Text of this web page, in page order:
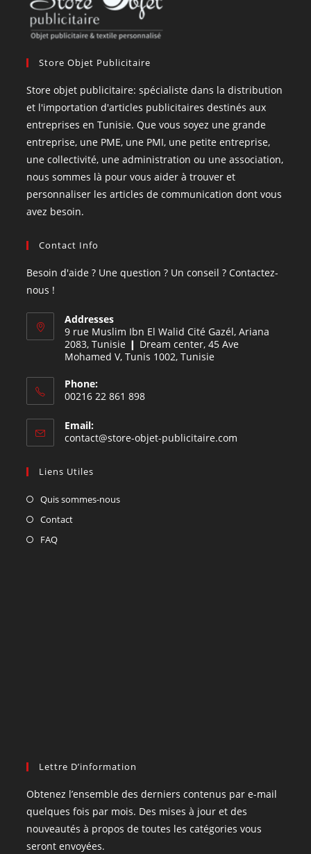
Store Objet Publicitaire
Store objet publicitaire: spécialiste dans la distribution
et l'importation d'articles publicitaires destinés aux
entreprises en Tunisie. Que vous soyez une grande
entreprise, une PME, une PMI, une petite entreprise,
une collectivité, une administration ou une association,
nous sommes là pour vous aider à trouver et
personnaliser les articles de communication dont vous
avez besoin.
Contact Info
Besoin d'aide ? Une question ? Un conseil ? Contactez-
nous !
Addresses
9 rue Muslim Ibn El Walid Cité Gazél, Ariana
2083, Tunisie ❙ Dream center, 45 Ave
Mohamed V, Tunis 1002, Tunisie
Phone:
00216 22 861 898
Email:
contact@store-objet-publicitaire.com
Liens Utiles
Quis sommes-nous
Contact
FAQ
Lettre D’information
Obtenez l’ensemble des derniers contenus par e-mail
quelques fois par mois. Des mises à jour et des
nouveautés à propos de toutes les catégories vous
seront envoyées.